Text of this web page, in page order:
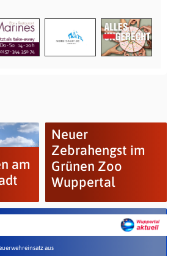
am
Neuer
Zebrahengst im
Grünen Zoo
Wuppertal
aus